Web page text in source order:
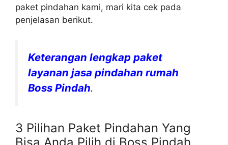
paket pindahan kami, mari kita cek pada
penjelasan berikut.
Keterangan lengkap paket
layanan jasa pindahan rumah
Boss Pindah.
3 Pilihan Paket Pindahan Yang